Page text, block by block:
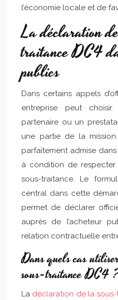
l’économie locale et de
La déclaration
traitance DC4
publics
Dans certains appels
entreprise peut
partenaire ou un
une partie de la
parfaitement admise
à condition de
sous-traitance. Le
central dans cette
permet de déclarer
auprès de l’acheteur
relation contractuelle
Dans quels cas
sous-traitance DC4
La déclaration de la